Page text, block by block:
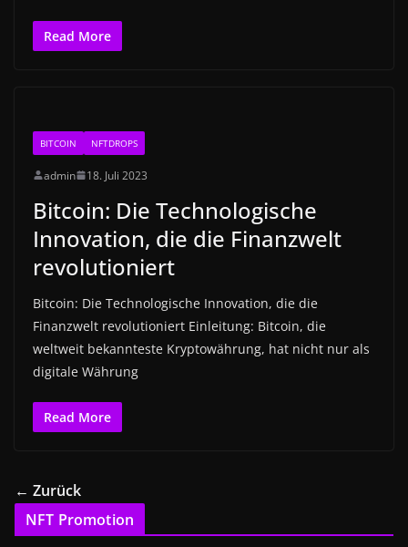
Read More
BITCOIN NFTDROPS
admin 18. Juli 2023
Bitcoin: Die Technologische
Innovation, die die Finanzwelt
revolutioniert
Bitcoin: Die Technologische Innovation, die die
Finanzwelt revolutioniert Einleitung: Bitcoin, die
weltweit bekannteste Kryptowährung, hat nicht nur als
digitale Währung
Read More
← Zurück
NFT Promotion